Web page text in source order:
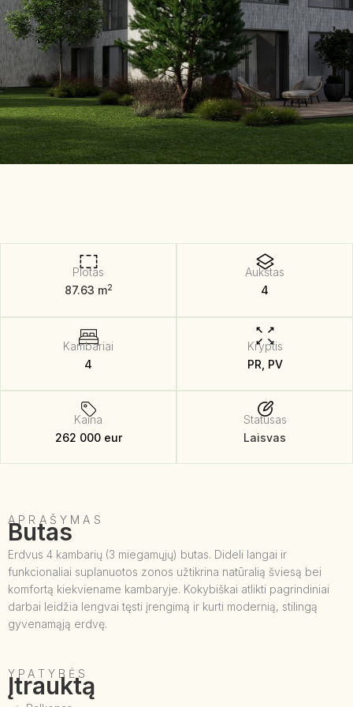
Plotas
87.63 m2
Aukštas
4
Kambariai
4
Kryptis
PR, PV
Kaina
262 000 eur
Statusas
Laisvas
APRAŠYMAS
Butas
Erdvus 4 kambarių (3 miegamųjų) butas. Dideli langai ir
funkcionaliai suplanuotos zonos užtikrina natūralią šviesą bei
komfortą kiekviename kambaryje. Kokybiškai atlikti pagrindiniai
darbai leidžia lengvai tęsti įrengimą ir kurti modernią, stilingą
gyvenamąją erdvę.
YPATYBĖS
Įtrauktą